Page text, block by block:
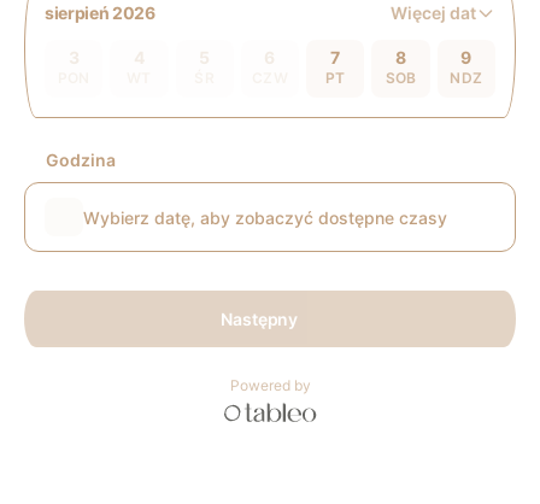
sierpień 2026 Więcej dat
3 4 5 6 7
PT
8
SOB
9
NDZ
Godzina
Wybierz datę, aby zobaczyć dostępne czasy
Następny
Powered by